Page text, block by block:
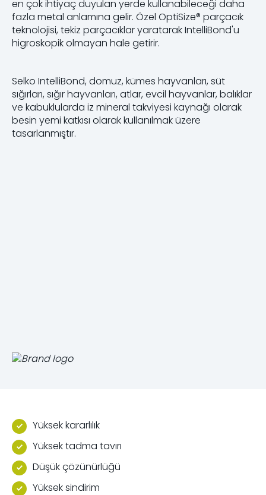
en çok ihtiyaç duyulan yerde kullanabileceği daha
fazla metal anlamına gelir. Özel OptiSize® parçacık
teknolojisi, tekiz parçacıklar yaratarak IntelliBond'u
higroskopik olmayan hale getirir.
Selko IntelliBond, domuz, kümes hayvanları, süt
sığırları, sığır hayvanları, atlar, evcil hayvanlar, balıklar
ve kabuklularda iz mineral takviyesi kaynağı olarak
besin yemi katkısı olarak kullanılmak üzere
tasarlanmıştır.
Yüksek kararlılık
Yüksek tadma tavırı
Düşük çözünürlüğü
Yüksek sindirim